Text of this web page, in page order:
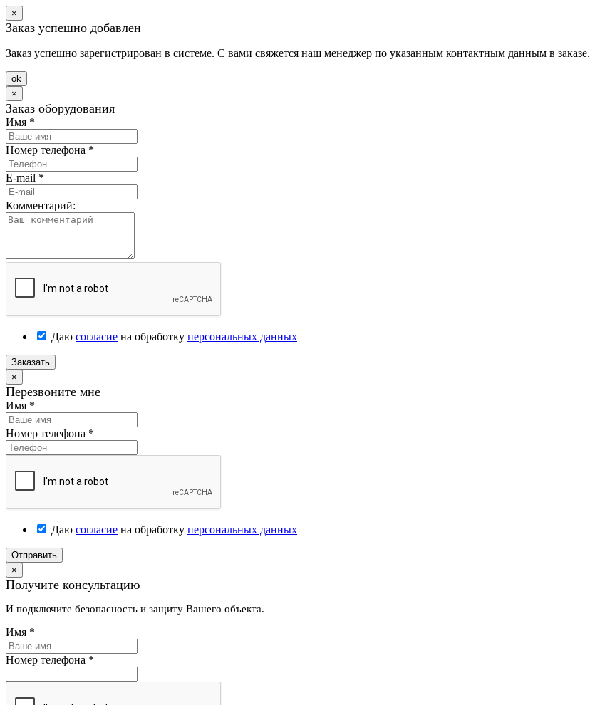
×
Заказ успешно добавлен
Заказ успешно зарегистрирован в системе. С вами свяжется наш менеджер по указанным контактным данным в заказе.
оk
×
Заказ оборудования
Имя *
Номер телефона *
E-mail *
Комментарий:
Даю согласие на обработку персональных данных
Заказать
×
Перезвоните мне
Имя *
Номер телефона *
Даю согласие на обработку персональных данных
Отправить
×
Получите консультацию
И подключите безопасность и защиту Вашего объекта.
Имя *
Номер телефона *